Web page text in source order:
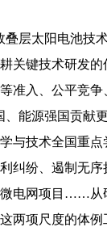
叠层太阳电池技
关键技术研发
准入、公平竞
、能源强国贡献
与技术全国重
纠纷、遏制无
电网项目……从
两项尺度的体例